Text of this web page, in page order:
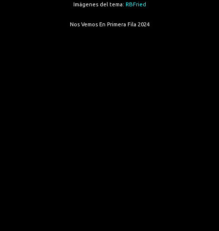
Imágenes del tema: RBFried
Nos Vemos En Primera Fila 2024